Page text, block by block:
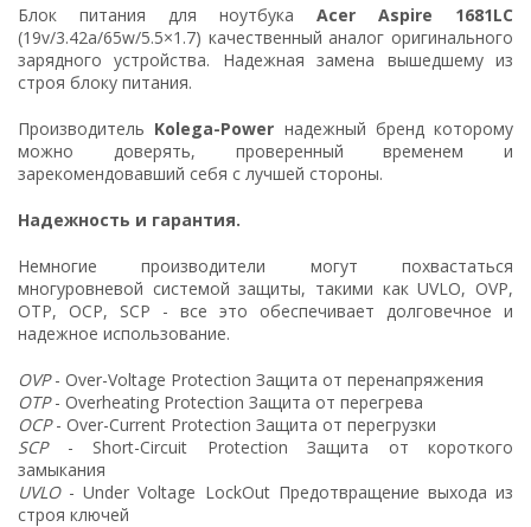
Блок питания для ноутбука Acer Aspire 1681LC
(19v/3.42a/65w/5.5×1.7) качественный аналог оригинального
зарядного устройства. Надежная замена вышедшему из
строя блоку питания.
Производитель Kolega-Power надежный бренд которому
можно доверять, проверенный временем и
зарекомендовавший себя с лучшей стороны.
Надежность и гарантия.
Немногие производители могут похвастаться
многуровневой системой защиты, такими как UVLO, OVP,
OTP, OCP, SCP - все это обеспечивает долговечное и
надежное использование.
OVP- Over-Voltage Protection Защита от перенапряжения
OTP- Overheating Protection Защита от перегрева
OCP- Over-Current Protection Защита от перегрузки
SCP- Short-Circuit Protection Защита от короткого
замыкания
UVLO- Under Voltage LockOut Предотвращение выхода из
строя ключей